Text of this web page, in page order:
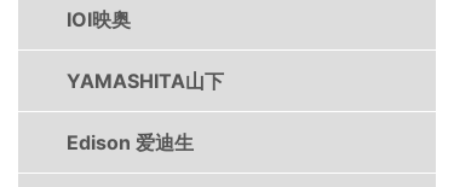
IOI映奥
YAMASHITA山下
Edison 爱迪生